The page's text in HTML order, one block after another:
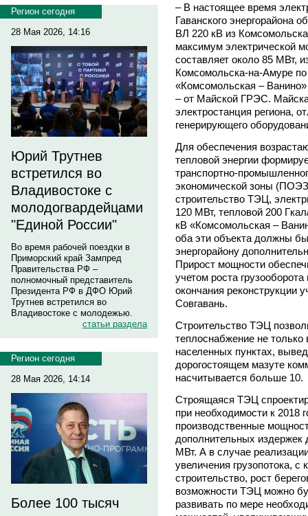
Регион сегодня
28 Мая 2026, 14:16
Юрий Трутнев
встретился во
Владивостоке с
молодогвардейцами
"Единой России"
Во время рабочей поездки в
Приморский край Зампред
Правительства РФ –
полномочный представитель
Президента РФ в ДФО Юрий
Трутнев встретился во
Владивостоке с молодежью.
статьи раздела
Регион сегодня
28 Мая 2026, 14:14
Более 100 тысяч
– В настоящее время
Гаванского энергорайона
ВЛ 220 кВ из
максимум электрической
составляет около 85 МВт,
Комсомольска-на-Амуре
«Комсомольская –
– от Майской ГРЭС.
электростанция региона,
генерирующего
Для обеспечения
тепловой энергии
транспортно-
экономической зоны
строительство ТЭЦ,
120 МВт, тепловой 200
кВ «Комсомольская –
оба эти объекта должны
энергорайону
Прирост мощности
учетом роста
окончания реконструкции
Совгавань.
Строительство ТЭЦ
теплоснабжение не
населенных пунктах,
дорогостоящем мазуте
насчитывается больше 10.
Строящаяся ТЭЦ
при необходимости к 2018
производственные
дополнительных
МВт. А в случае
увеличения грузопотока, с
строительство, рост
возможности ТЭЦ можно
развивать по мере